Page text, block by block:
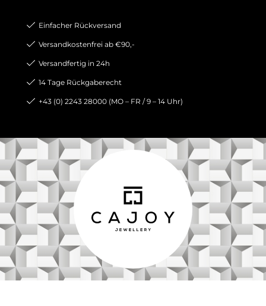
Einfacher Rückversand
Versandkostenfrei ab €90,-
Versandfertig in 24h
14 Tage Rückgaberecht
+43 (0) 2243 28000 (MO – FR / 9 – 14 Uhr)